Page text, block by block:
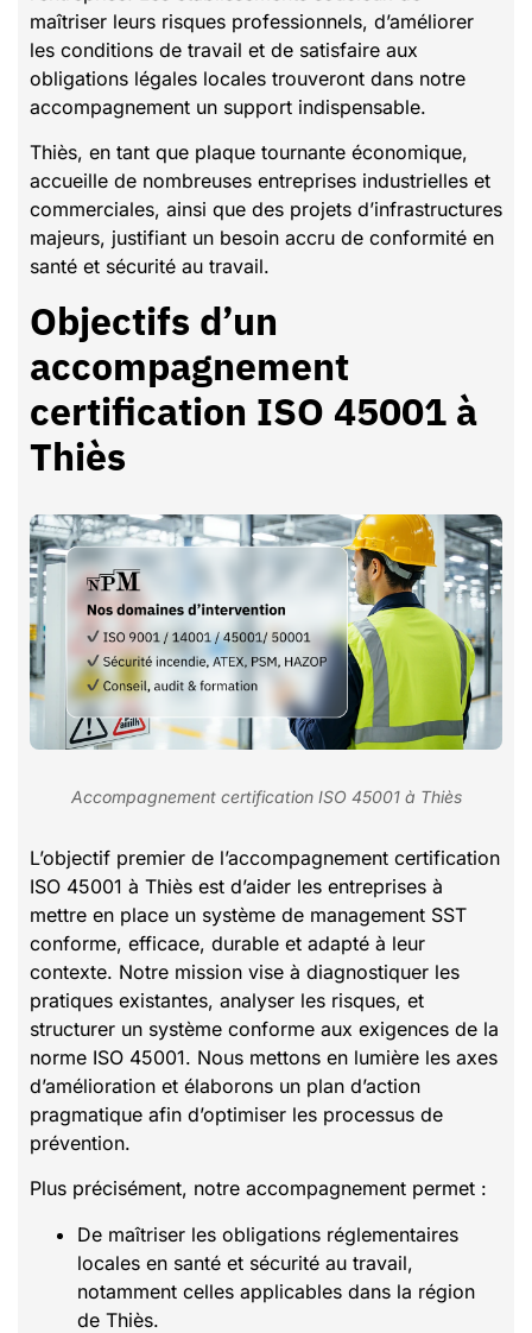
maîtriser leurs risques professionnels, d’améliorer
les conditions de travail et de satisfaire aux
obligations légales locales trouveront dans notre
accompagnement un support indispensable.
Thiès, en tant que plaque tournante économique,
accueille de nombreuses entreprises industrielles et
commerciales, ainsi que des projets d’infrastructures
majeurs, justifiant un besoin accru de conformité en
santé et sécurité au travail.
Objectifs d’un
accompagnement
certification ISO 45001 à
Thiès
Accompagnement certification ISO 45001 à Thiès
L’objectif premier de l’accompagnement certification
ISO 45001 à Thiès est d’aider les entreprises à
mettre en place un système de management SST
conforme, efficace, durable et adapté à leur
contexte. Notre mission vise à diagnostiquer les
pratiques existantes, analyser les risques, et
structurer un système conforme aux exigences de la
norme ISO 45001. Nous mettons en lumière les axes
d’amélioration et élaborons un plan d’action
pragmatique afin d’optimiser les processus de
prévention.
Plus précisément, notre accompagnement permet :
De maîtriser les obligations réglementaires
locales en santé et sécurité au travail,
notamment celles applicables dans la région
de Thiès.